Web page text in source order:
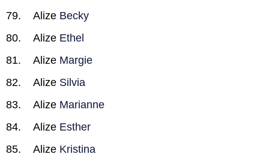
Alize Becky
Alize Ethel
Alize Margie
Alize Silvia
Alize Marianne
Alize Esther
Alize Kristina